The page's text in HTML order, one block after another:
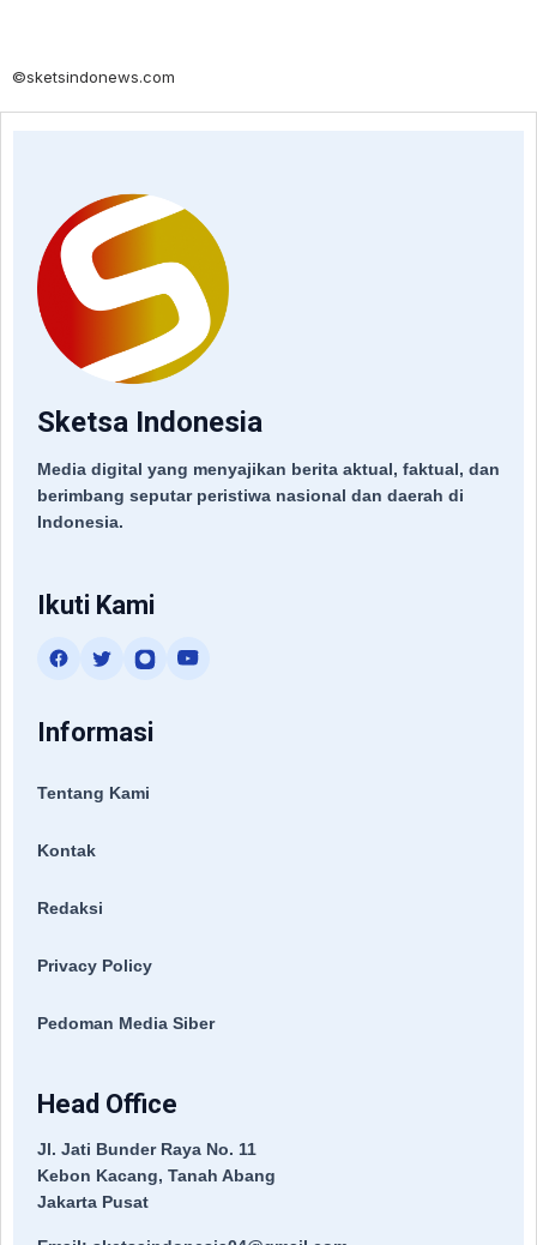
©sketsindonews.com
Sketsa Indonesia
Media digital yang menyajikan berita aktual, faktual, dan
berimbang seputar peristiwa nasional dan daerah di
Indonesia.
Ikuti Kami
Informasi
Tentang Kami
Kontak
Redaksi
Privacy Policy
Pedoman Media Siber
Head Office
Jl. Jati Bunder Raya No. 11
Kebon Kacang, Tanah Abang
Jakarta Pusat